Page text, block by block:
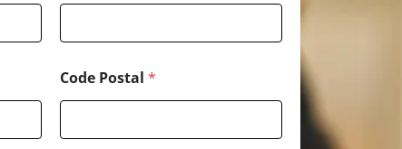
Code Postal *